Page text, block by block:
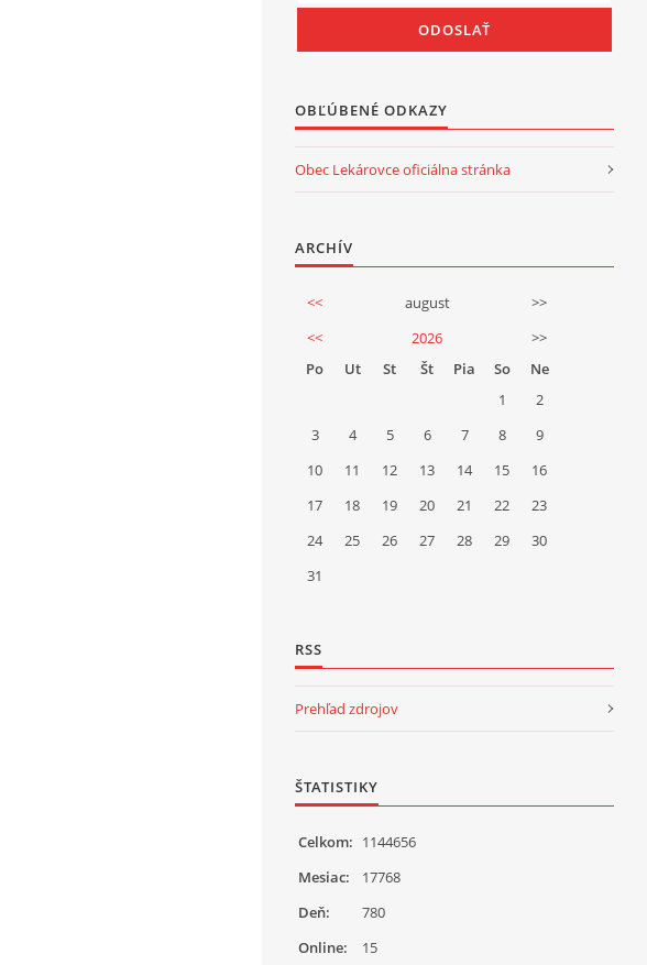
OBĽÚBENÉ ODKAZY
Obec Lekárovce oficiálna stránka
ARCHÍV
<< august
>>
<<
2026
>>
Po
Ut St Št Pia So
Ne
1
2
3
4 5 6 7 8
9
10
11 12 13 14 15
16
17
18 19 20 21 22
23
24
25 26 27 28 29
30
31
RSS
Prehľad zdrojov
ŠTATISTIKY
Online: 15
Celkom: 1144656
Mesiac:
17768
Deň:
780